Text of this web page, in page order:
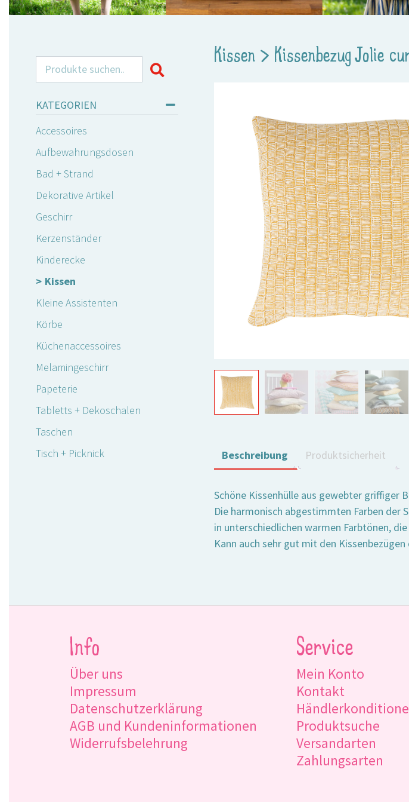
Search for:
KATEGORIEN
Accessoires
Aufbewahrungsdosen
Bad + Strand
Dekorative Artikel
Geschirr
Kerzenständer
Kinderecke
Kissen
Kleine Assistenten
Körbe
Küchenaccessoires
Melamingeschirr
Papeterie
Tabletts + Dekoschalen
Taschen
Tisch + Picknick
Kissen> Kissenbezug Jolie
Beschreibung Produktsicherheit
Schöne Kissenhülle aus gewebter griffiger
Die harmonisch abgestimmten Farben der
in unterschiedlichen warmen Farbtönen,
Kann auch sehr gut mit den
Info
Über uns
Impressum
Datenschutzerklärung
AGB und Kundeninformationen
Widerrufsbelehrung
Service
Mein Konto
Kontakt
Produktsuche
Versandarten
Zahlungsarten